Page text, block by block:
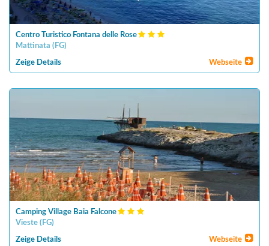
Centro Turistico Fontana delle Rose
Mattinata ( FG)
Zeige Details Webseite
Camping Village Baia Falcone
Vieste ( FG)
Zeige Details Webseite